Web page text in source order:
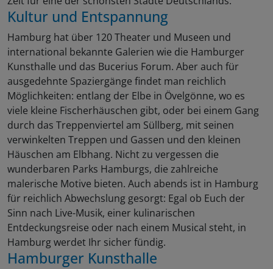
Kultur und Entspannung
Hamburg hat über 120 Theater und Museen und
international bekannte Galerien wie die Hamburger
Kunsthalle und das Bucerius Forum. Aber auch für
ausgedehnte Spaziergänge findet man reichlich
Möglichkeiten: entlang der Elbe in Övelgönne, wo es
viele kleine Fischerhäuschen gibt, oder bei einem Gang
durch das Treppenviertel am Süllberg, mit seinen
verwinkelten Treppen und Gassen und den kleinen
Häuschen am Elbhang. Nicht zu vergessen die
wunderbaren Parks Hamburgs, die zahlreiche
malerische Motive bieten. Auch abends ist in Hamburg
für reichlich Abwechslung gesorgt: Egal ob Euch der
Sinn nach Live-Musik, einer kulinarischen
Entdeckungsreise oder nach einem Musical steht, in
Hamburg werdet Ihr sicher fündig.
Hamburger Kunsthalle